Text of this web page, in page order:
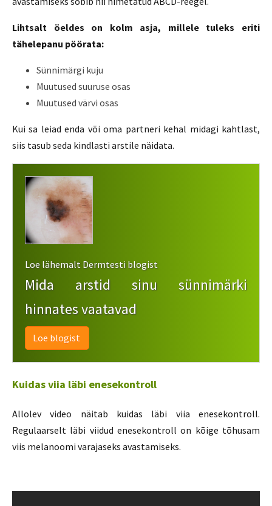
Lihtsalt öeldes on kolm asja, millele tuleks eriti
tähelepanu pöörata:
Sünnimärgi kuju
Muutused suuruse osas
Muutused värvi osas
Kui sa leiad enda või oma partneri kehal midagi kahtlast,
siis tasub seda kindlasti arstile näidata.
Loe lähemalt Dermtesti blogist
Mida arstid sinu sünnimärki
hinnates vaatavad
Loe blogist
Kuidas viia läbi enesekontroll
Allolev video näitab kuidas läbi viia enesekontroll.
Regulaarselt läbi viidud enesekontroll on kõige tõhusam
viis melanoomi varajaseks avastamiseks.